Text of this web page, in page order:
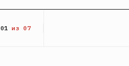
01 из 07